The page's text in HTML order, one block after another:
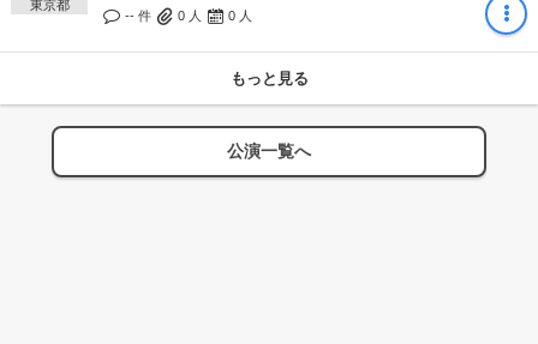
東京都
-- 件 0 人 0 人
もっと見る
公演一覧へ